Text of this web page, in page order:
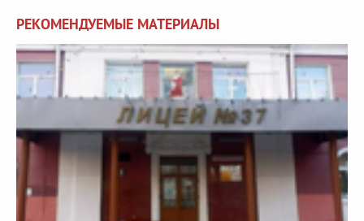
РЕКОМЕНДУЕМЫЕ МАТЕРИАЛЫ